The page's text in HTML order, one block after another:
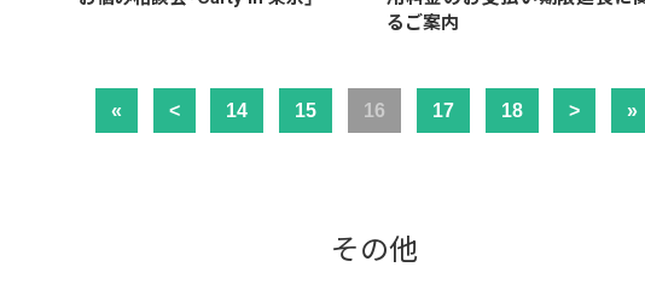
るご案内
« < 14 15 16 17 18 > »
その他